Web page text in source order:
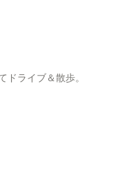
ドライブ＆散歩。